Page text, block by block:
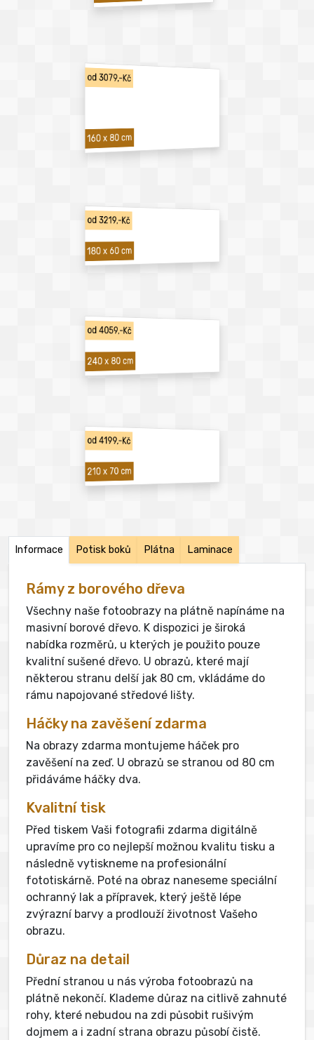
od 3079,-Kč
160 x 80 cm
od 3219,-Kč
180 x 60 cm
od 4059,-Kč
240 x 80 cm
od 4199,-Kč
210 x 70 cm
Informace Potisk boků Plátna Laminace
Rámy z borového dřeva
Všechny naše fotoobrazy na plátně napínáme na
masivní borové dřevo. K dispozici je široká
nabídka rozměrů, u kterých je použito pouze
kvalitní sušené dřevo. U obrazů, které mají
některou stranu delší jak 80 cm, vkládáme do
rámu napojované středové lišty.
Háčky na zavěšení zdarma
Na obrazy zdarma montujeme háček pro
zavěšení na zeď. U obrazů se stranou od 80 cm
přidáváme háčky dva.
Kvalitní tisk
Před tiskem Vaši fotografii zdarma digitálně
upravíme pro co nejlepší možnou kvalitu tisku a
následně vytiskneme na profesionální
fototiskárně. Poté na obraz naneseme speciální
ochranný lak a přípravek, který ještě lépe
zvýrazní barvy a prodlouží životnost Vašeho
obrazu.
Důraz na detail
Přední stranou u nás výroba fotoobrazů na
plátně nekončí. Klademe důraz na citlivě zahnuté
rohy, které nebudou na zdi působit rušivým
dojmem a i zadní strana obrazu působí čistě.